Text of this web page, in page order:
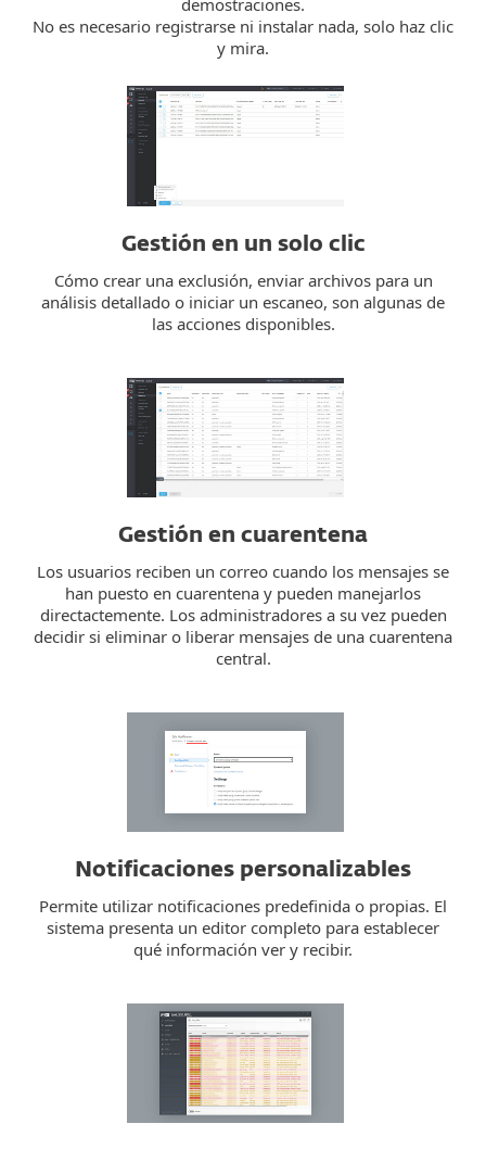
demostraciones.
No es necesario registrarse ni instalar nada, solo haz clic
y mira.
Gestión en un solo clic
Cómo crear una exclusión, enviar archivos para un
análisis detallado o iniciar un escaneo, son algunas de
las acciones disponibles.
Gestión en cuarentena
Los usuarios reciben un correo cuando los mensajes se
han puesto en cuarentena y pueden manejarlos
directactemente. Los administradores a su vez pueden
decidir si eliminar o liberar mensajes de una cuarentena
central.
Notificaciones personalizables
Permite utilizar notificaciones predefinida o propias. El
sistema presenta un editor completo para establecer
qué información ver y recibir.